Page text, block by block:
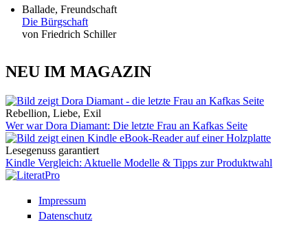
Ballade, Freundschaft
Die Bürgschaft
von Friedrich Schiller
NEU IM MAGAZIN
Rebellion, Liebe, Exil
Wer war Dora Diamant: Die letzte Frau an Kafkas Seite
Lesegenuss garantiert
Kindle Vergleich: Aktuelle Modelle & Tipps zur Produktwahl
Impressum
Datenschutz